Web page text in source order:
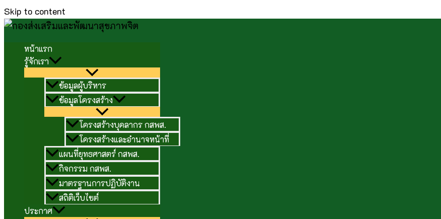
Skip to content
หน้าแรก
รู้จักเรา
ข้อมูลผู้บริหาร
ข้อมูลโครงสร้าง
โครงสร้างบุคลากร กสพส.
โครงสร้างและอำนาจหน้าที่
แผนที่ยุทธศาสตร์ กสพส.
กิจกรรม กสพส.
มาตรฐานการปฏิบัติงาน
สถิติเว็บไซต์
ประกาศ